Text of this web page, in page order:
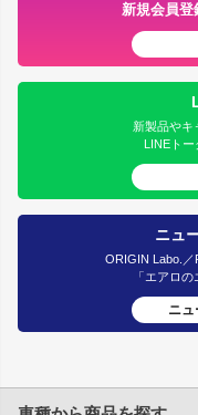
新規会員登
新製品やキ
LINEト
ニュ
ORIGIN Labo.
「エアロ
ニ